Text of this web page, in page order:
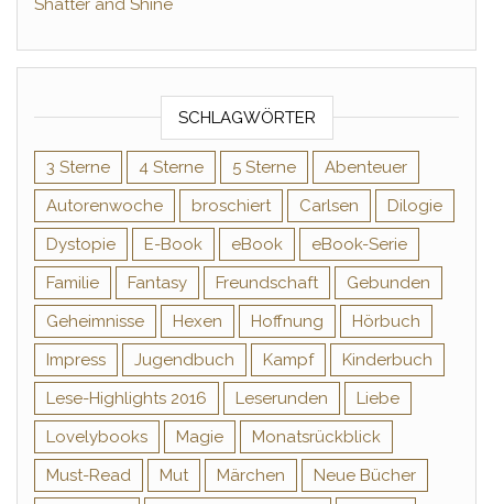
Shatter and Shine
SCHLAGWÖRTER
3 Sterne 4 Sterne 5 Sterne
Abenteuer
Autorenwoche
broschiert Carlsen
Dilogie
Dystopie
E-Book eBook
eBook-Serie
Familie
Fantasy Freundschaft
Gebunden
Geheimnisse
Hexen Hoffnung
Hörbuch
Impress
Jugendbuch Kampf
Kinderbuch
Lese-Highlights 2016
Leserunden
Liebe
Lovelybooks
Magie
Monatsrückblick
Must-Read
Mut Märchen
Neue Bücher